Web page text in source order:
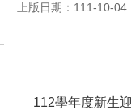
上版日期：111-10-04
112學年度新生